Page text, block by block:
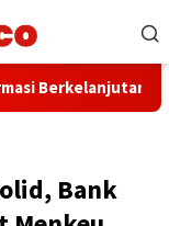
melalui
Bank